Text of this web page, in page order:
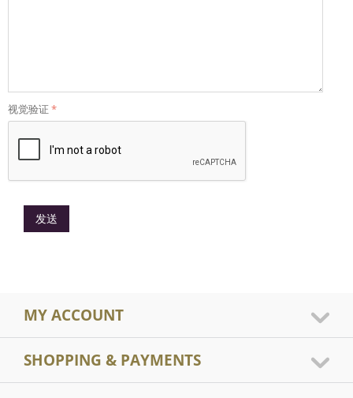
视觉验证
发送
MY ACCOUNT
SHOPPING & PAYMENTS